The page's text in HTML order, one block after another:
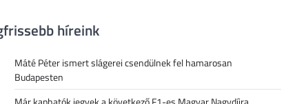
híreink
Máté Péter ismert slágerei csendülnek fel hamarosan
Budapesten